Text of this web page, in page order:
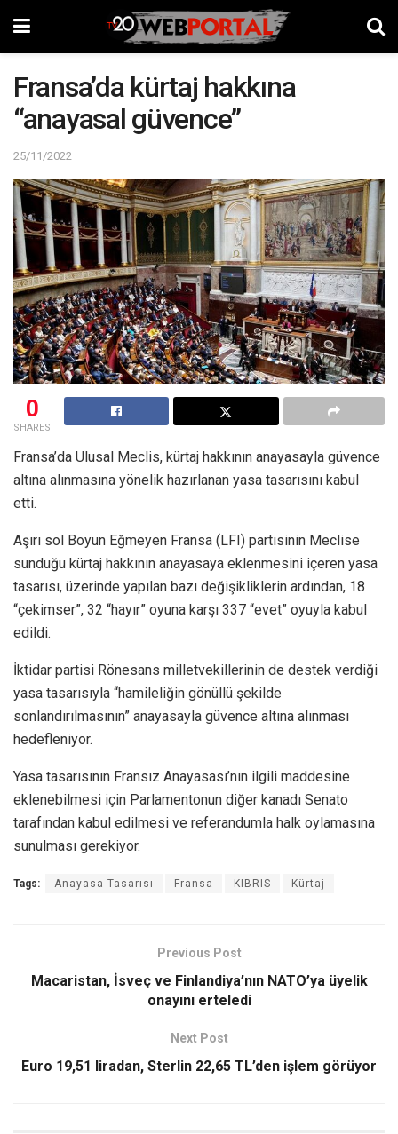
Fransa’da kürtaj hakkına
“anayasal güvence”
25/11/2022
0
SHARES
Fransa’da Ulusal Meclis, kürtaj hakkının anayasayla güvence
altına alınmasına yönelik hazırlanan yasa tasarısını kabul
etti.
Aşırı sol Boyun Eğmeyen Fransa (LFI) partisinin Meclise
sunduğu kürtaj hakkının anayasaya eklenmesini içeren yasa
tasarısı, üzerinde yapılan bazı değişikliklerin ardından, 18
“çekimser”, 32 “hayır” oyuna karşı 337 “evet” oyuyla kabul
edildi.
İktidar partisi Rönesans milletvekillerinin de destek verdiği
yasa tasarısıyla “hamileliğin gönüllü şekilde
sonlandırılmasının” anayasayla güvence altına alınması
hedefleniyor.
Yasa tasarısının Fransız Anayasası’nın ilgili maddesine
eklenebilmesi için Parlamentonun diğer kanadı Senato
tarafından kabul edilmesi ve referandumla halk oylamasına
sunulması gerekiyor.
Tags: Anayasa Tasarısı Fransa KIBRIS Kürtaj
Previous Post
Macaristan, İsveç ve Finlandiya’nın NATO’ya üyelik
onayını erteledi
Next Post
Euro 19,51 liradan, Sterlin 22,65 TL’den işlem görüyor